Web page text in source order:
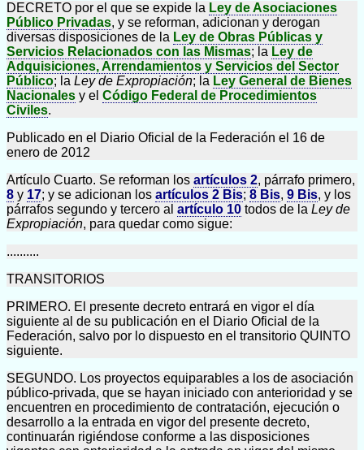
DECRETO por el que se expide la Ley de Asociaciones
Público Privadas, y se reforman, adicionan y derogan
diversas disposiciones de la Ley de Obras Públicas y
Servicios Relacionados con las Mismas; la Ley de
Adquisiciones, Arrendamientos y Servicios del Sector
Público; la Ley de Expropiación; la Ley General de Bienes
Nacionales y el Código Federal de Procedimientos
Civiles.
Publicado en el Diario Oficial de la Federación el 16 de
enero de 2012
Artículo Cuarto. Se reforman los artículos 2, párrafo primero,
8 y 17; y se adicionan los artículos 2 Bis; 8 Bis, 9 Bis, y los
párrafos segundo y tercero al artículo 10 todos de la Ley de
Expropiación, para quedar como sigue:
..........
TRANSITORIOS
PRIMERO. El presente decreto entrará en vigor el día
siguiente al de su publicación en el Diario Oficial de la
Federación, salvo por lo dispuesto en el transitorio QUINTO
siguiente.
SEGUNDO. Los proyectos equiparables a los de asociación
público-privada, que se hayan iniciado con anterioridad y se
encuentren en procedimiento de contratación, ejecución o
desarrollo a la entrada en vigor del presente decreto,
continuarán rigiéndose conforme a las disposiciones